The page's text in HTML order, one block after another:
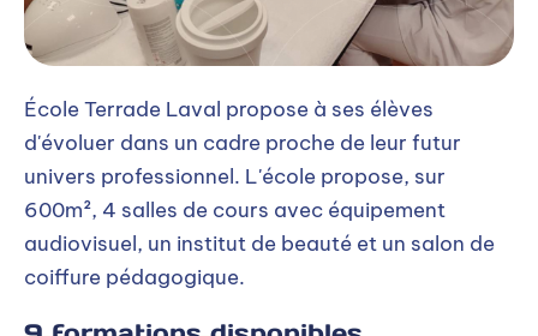
École Terrade Laval propose à ses élèves
d'évoluer dans un cadre proche de leur futur
univers professionnel. L'école propose, sur
600m², 4 salles de cours avec équipement
audiovisuel, un institut de beauté et un salon de
coiffure pédagogique.